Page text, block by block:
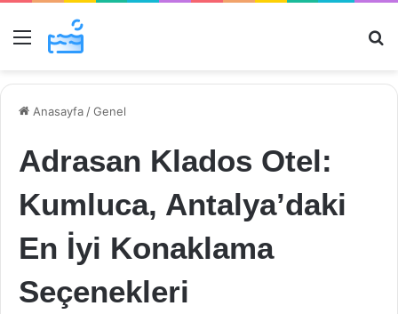
Menü
Anasayfa /Genel
Adrasan Klados Otel:
Kumluca, Antalya’daki
En İyi Konaklama
Seçenekleri